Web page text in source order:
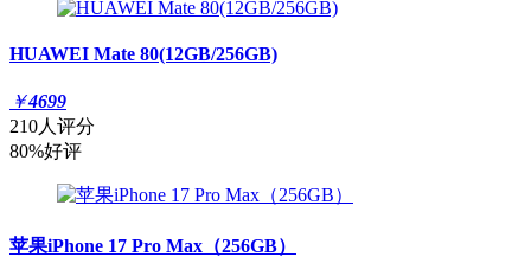
HUAWEI Mate 80(12GB/256GB)
￥4699
210人评分
80%好评
苹果iPhone 17 Pro Max（256GB）